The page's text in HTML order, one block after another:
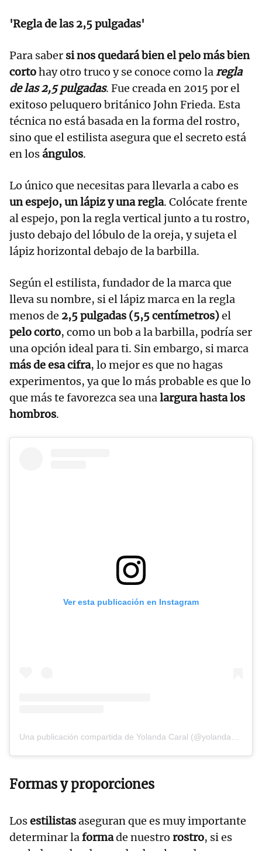
'Regla de las 2,5 pulgadas'
Para saber si nos quedará bien el pelo más bien
cortohay otro truco y se conoce como laregla
de las 2,5 pulgadas. Fue creada en 2015 por el
exitoso peluquero británico John Frieda. Esta
técnica no está basada en la forma del rostro,
sino que el estilista asegura que el secreto está
en losángulos.
Lo único que necesitas para llevarla a cabo es
un espejo, un lápiz y una regla. Colócate frente
al espejo, pon la regla vertical junto a tu rostro,
justo debajo del lóbulo de la oreja, y sujeta el
lápiz horizontal debajo de la barbilla.
Según el estilista, fundador de la marca que
lleva su nombre, si el lápiz marca en la regla
menos de 2,5 pulgadas (5,5 centímetros)el
pelo corto, como un bob a la barbilla, podría ser
una opción ideal para ti. Sin embargo, si marca
más de esa cifra, lo mejor es que no hagas
experimentos, ya que lo más probable es que lo
que más te favorezca sea unalargura hasta los
hombros.
Ver esta publicación en Instagram
Formas y proporciones
Losestilistasaseguran que es muy importante
determinar laformade nuestro rostro, si es